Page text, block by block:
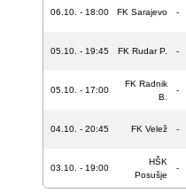
06.10. - 18:00 FK Sarajevo -
05.10. - 19:45 FK Rudar P. -
05.10. - 17:00
FK Radnik
B.
-
04.10. - 20:45 FK Velež -
03.10. - 19:00
HŠK
Posušje
-